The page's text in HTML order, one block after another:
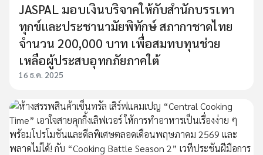
JASPAL มอบเงินบริจาคให้กับสำนักบรรเทา
ทุกข์และประชานามัยพิทักษ์ สภากาชาดไทย
จำนวน 200,000 บาท เพื่อสมทบทุนช่วย
เหลือผู้ประสบอุทกภัยภาคใต้
16 ธ.ค. 2025